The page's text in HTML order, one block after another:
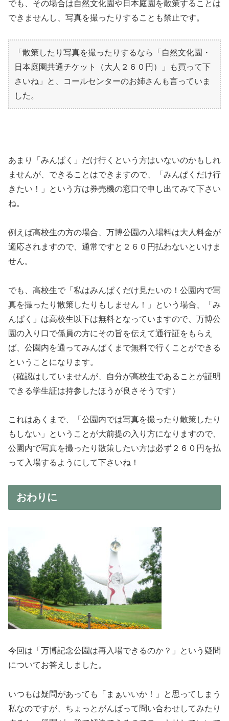
でも、その場合は自然文化園や日本庭園を散策することは
できませんし、写真を撮ったりすることも禁止です。
「散策したり写真を撮ったりするなら「自然文化園・
日本庭園共通チケット（大人２６０円）」も買って下
さいね」と、コールセンターのお姉さんも言っていま
した。
あまり「みんぱく」だけ行くという方はいないのかもしれ
ませんが、できることはできますので、「みんぱくだけ行
きたい！」という方は券売機の窓口で申し出てみて下さい
ね。
例えば高校生の方の場合、万博公園の入場料は大人料金が
適応されますので、通常ですと２６０円払わないといけま
せん。
でも、高校生で「私はみんぱくだけ見たいの！公園内で写
真を撮ったり散策したりもしません！」という場合、「み
んぱく」は高校生以下は無料となっていますので、万博公
園の入り口で係員の方にその旨を伝えて通行証をもらえ
ば、公園内を通ってみんぱくまで無料で行くことができる
ということになります。
（確認はしていませんが、自分が高校生であることが証明
できる学生証は持参したほうが良さそうです）
これはあくまで、「公園内では写真を撮ったり散策したり
もしない」ということが大前提の入り方になりますので、
公園内で写真を撮ったり散策したい方は必ず２６０円を払
って入場するようにして下さいね！
おわりに
今回は「万博記念公園は再入場できるのか？」という疑問
についてお答えしました。
いつもは疑問があっても「まぁいいか！」と思ってしまう
私なのですが、ちょっとがんばって問い合わせしてみたり